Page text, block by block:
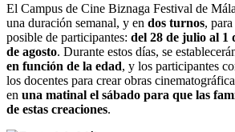
El Campus de Cine Biznaga Festival de
una duración semanal, y en dos turnos,
posible de participantes: del 28 de julio al 1
de agosto. Durante estos días, se
en función de la edad, y los participantes
los docentes para crear obras
en una matinal el sábado para que las
de estas creaciones.